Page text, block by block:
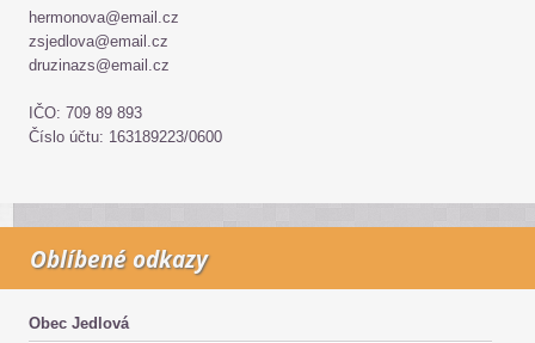
hermonova@email.cz
zsjedlova@email.cz
druzinazs@email.cz
IČO: 709 89 893
Číslo účtu: 163189223/0600
Oblíbené odkazy
Obec Jedlová